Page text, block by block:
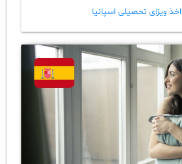
اخذ ویزای تحصیلی اسپانیا